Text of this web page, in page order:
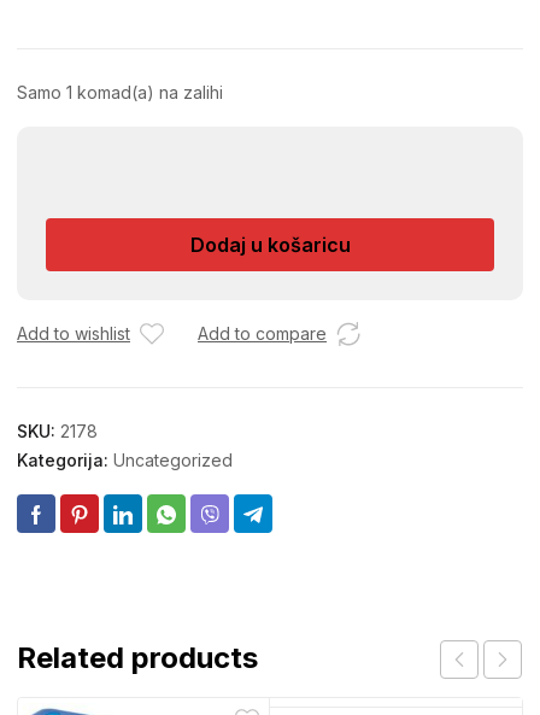
Samo 1 komad(a) na zalihi
PUMPE
021/023/025
Dodaj u košaricu
Add to wishlist Add to compare
SKU: 2178
Kategorija: Uncategorized
Related products